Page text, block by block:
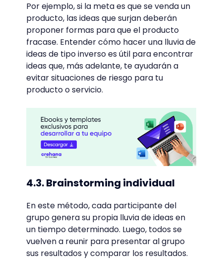
Por ejemplo, si la meta es que se venda un
producto, las ideas que surjan deberán
proponer formas para que el producto
fracase. Entender cómo hacer una lluvia de
ideas de tipo inverso es útil para encontrar
ideas que, más adelante, te ayudarán a
evitar situaciones de riesgo para tu
producto o servicio.
4.3. Brainstorming individual
En este método, cada participante del
grupo genera su propia lluvia de ideas en
un tiempo determinado. Luego, todos se
vuelven a reunir para presentar al grupo
sus resultados y comparar los resultados.